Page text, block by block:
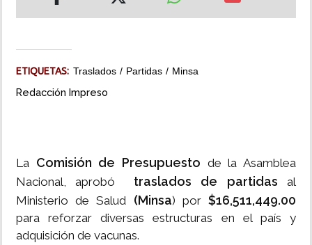
ETIQUETAS: Traslados Partidas Minsa
Redacción Impreso
La Comisión de Presupuesto de la Asamblea
Nacional, aprobó traslados de partidas al
Ministerio de Salud (Minsa) por$16,511,449.00
para reforzar diversas estructuras en el país y
adquisición de vacunas.